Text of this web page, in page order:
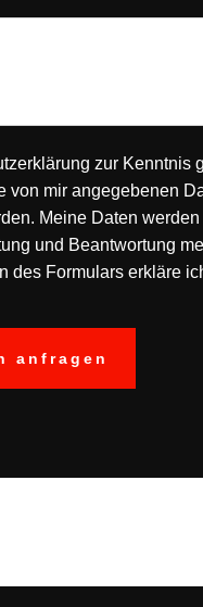
zur Kenntnis
von mir angegebenen
Meine Daten
und Beantwortung
des Formulars erkläre